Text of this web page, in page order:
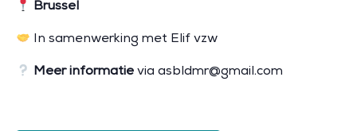
Brussel
In samenwerking met Elif vzw
Meer informatie via asbldmr@gmail.com